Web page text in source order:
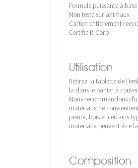
Formule puissante à
Non testé sur animaux
Carton entièrement
Certifié B Corp
Utilisation
Retirez la tablette de
la dans le panier à
Nous recommandons
matériaux ne
peinte, bois et certains
matériaux peuvent être
Composition